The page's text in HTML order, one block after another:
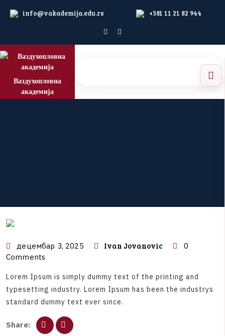
info@vakademija.edu.rs +381 11 21 82 944
Ваздухопловна
академија
децембар 3, 2025 Ivan Jovanovic
0
Comments
Lorem Ipsum is simply dummy text of the printing and
typesetting industry. Lorem Ipsum has been the industrys
standard dummy text ever since.
Share: